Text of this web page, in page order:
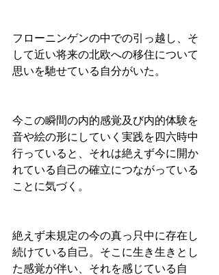
フローニンゲンの中での引っ越し、そ
して近い将来の北欧への移住について
思いを馳せている自分がいた。
今この瞬間の内的感覚及び内的体験を
音や絵の形にしていく実践を四六時中
行っていると、それは絶えず今に開か
れている自己の確立につながっている
ことに気づく。
絶えず未規定の今の真っ只中に存在し
続けている自己。そこに生き生きとし
た感覚が伴い、それを感じている自